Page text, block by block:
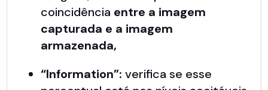
coincidência entre a imagem
capturada e a imagem
armazenada,
“Information”: verifica se esse